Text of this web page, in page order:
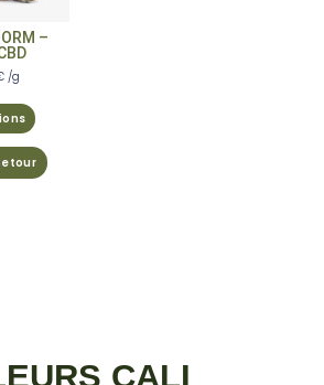
–
/g
CALI